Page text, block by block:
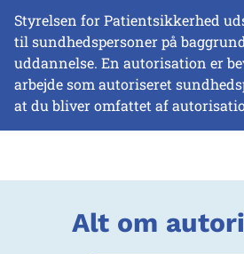
Styrelsen for Patientsikkerhed
til sundhedspersoner på
uddannelse. En autorisation er
arbejde som autoriseret
at du bliver omfattet af
Alt om